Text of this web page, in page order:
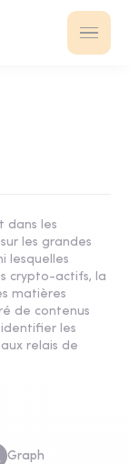
dans les
les grandes
lesquelles
crypto-actifs, la
matières
de contenus
les
relais de
Graph